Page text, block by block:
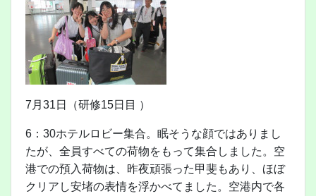
7月31日（研修15日目 ）
6：30ホテルロビー集合。眠そうな顔ではありまし
たが、全員すべての荷物をもって集合しました。空
港での預入荷物は、昨夜頑張った甲斐もあり、ほぼ
クリアし安堵の表情を浮かべてました。空港内で各